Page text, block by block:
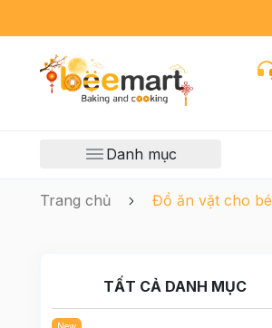
Danh mục
Trang chủ Đồ ăn vặt cho bé
TẤT CẢ DANH MỤC